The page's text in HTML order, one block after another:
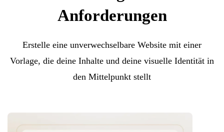
Anforderungen
Erstelle eine unverwechselbare Website mit einer
Vorlage, die deine Inhalte und deine visuelle Identität in
den Mittelpunkt stellt